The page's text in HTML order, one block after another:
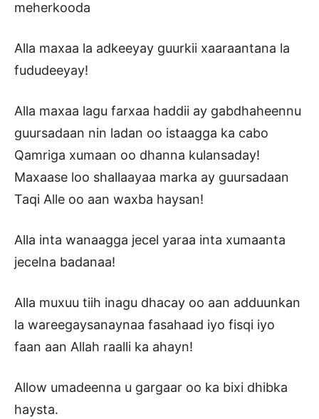
meherkooda
Alla maxaa la adkeeyay guurkii xaaraantana la
fududeeyay!
Alla maxaa lagu farxaa haddii ay gabdhaheennu
guursadaan nin ladan oo istaagga ka cabo
Qamriga xumaan oo dhanna kulansaday!
Maxaase loo shallaayaa marka ay guursadaan
Taqi Alle oo aan waxba haysan!
Alla inta wanaagga jecel yaraa inta xumaanta
jecelna badanaa!
Alla muxuu tiih inagu dhacay oo aan adduunkan
la wareegaysanaynaa fasahaad iyo fisqi iyo
faan aan Allah raalli ka ahayn!
Allow umadeenna u gargaar oo ka bixi dhibka
haysta.